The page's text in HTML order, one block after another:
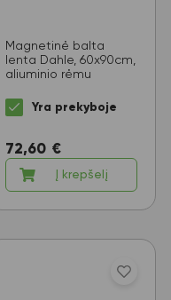
Magnetinė balta
lenta Dahle, 60x90cm,
aliuminio rėmu
Yra prekyboje
72,60 €
Į krepšelį